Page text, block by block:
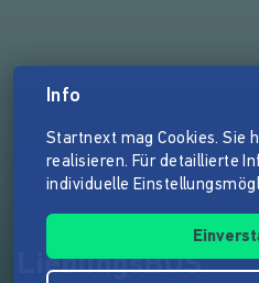
LieblingsBUS
Info
Startnext mag Cookies. Sie
realisieren. Für detaillierte
individuelle